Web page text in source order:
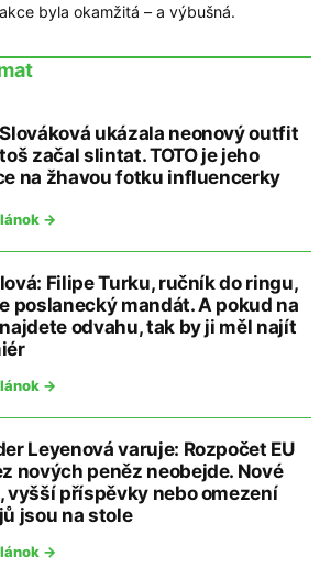
byla okamžitá – a výbušná.
ukázala neonový outfit
začal slintat. TOTO je jeho
na žhavou fotku influencerky
→
Filipe Turku, ručník do ringu,
poslanecký mandát. A pokud na
odvahu, tak by ji měl najít
→
Leyenová varuje: Rozpočet EU
nových peněz neobejde. Nové
vyšší příspěvky nebo omezení
jsou na stole
→